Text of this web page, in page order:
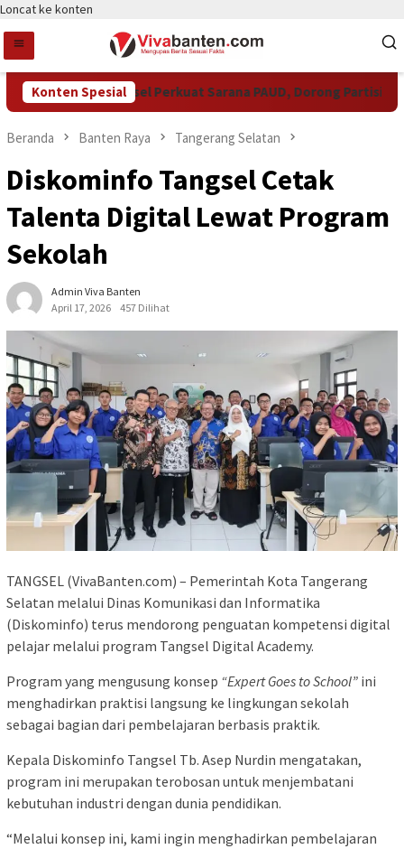
Loncat ke konten
Konten Spesial
Pemkot Tangsel Perkuat Sarana PAUD, Dorong Partisipasi
Beranda Banten Raya Tangerang Selatan
Diskominfo Tangsel Cetak
Talenta Digital Lewat Program
Sekolah
Admin Viva Banten
April 17, 2026
457 Dilihat
TANGSEL (VivaBanten.com) – Pemerintah Kota Tangerang
Selatan melalui Dinas Komunikasi dan Informatika
(Diskominfo) terus mendorong penguatan kompetensi digital
pelajar melalui program Tangsel Digital Academy.
Program yang mengusung konsep “Expert Goes to School” ini
menghadirkan praktisi langsung ke lingkungan sekolah
sebagai bagian dari pembelajaran berbasis praktik.
Kepala Diskominfo Tangsel Tb. Asep Nurdin mengatakan,
program ini merupakan terobosan untuk menjembatani
kebutuhan industri dengan dunia pendidikan.
“Melalui konsep ini, kami ingin menghadirkan pembelajaran